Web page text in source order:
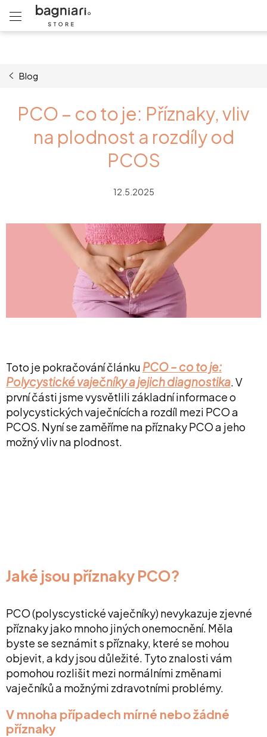
Blog
PCO – co to je: Příznaky, vliv
na plodnost a rozdíly od
PCOS
12.5.2025
Toto je pokračování článku PCO – co to je:
Polycystické vaječníky a jejich diagnostika. V
první části jsme vysvětlili základní informace o
polycystických vaječnících a rozdíl mezi PCO a
PCOS. Nyní se zaměříme na příznaky PCO a jeho
možný vliv na plodnost.
Jaké jsou příznaky PCO?
PCO (polyscystické vaječníky) nevykazuje zjevné
příznaky jako mnoho jiných onemocnění. Měla
byste se seznámit s příznaky, které se mohou
objevit, a kdy jsou důležité. Tyto znalosti vám
pomohou rozlišit mezi normálními změnami
vaječníků a možnými zdravotními problémy.
V mnoha případech mírné nebo žádné
příznaky